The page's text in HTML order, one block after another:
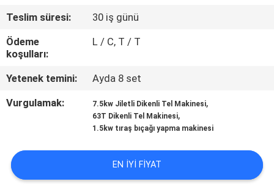
KONTROL
BIZE
ULAŞIN
ISTEĞI
Teslim süresi:
30 iş günü
Ödeme
koşulları:
L / C, T / T
Yetenek temini:
Ayda 8 set
Vurgulamak:
7.5kw Jiletli Dikenli Tel Makinesi,
63T Dikenli Tel Makinesi,
1.5kw tıraş bıçağı yapma makinesi
EN IYI FIYAT